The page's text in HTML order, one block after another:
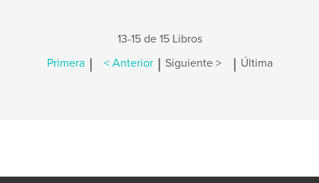
13-15 de 15 Libros
Primera | < Anterior | Siguiente > | Última